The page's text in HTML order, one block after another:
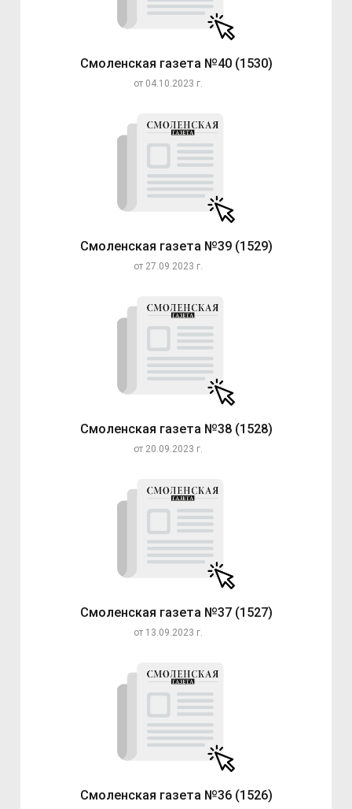
Смоленская газета №40 (1530)
от 04.10.2023 г.
Смоленская газета №39 (1529)
от 27.09.2023 г.
Смоленская газета №38 (1528)
от 20.09.2023 г.
Смоленская газета №37 (1527)
от 13.09.2023 г.
Смоленская газета №36 (1526)